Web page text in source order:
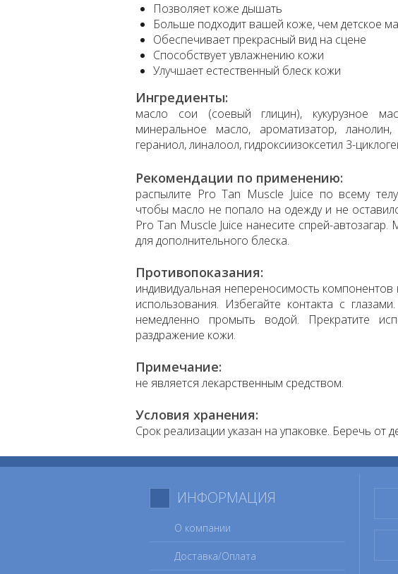
Позволяет коже дышать
Больше подходит вашей коже, чем детское
Обеспечивает прекрасный вид на сцене
Способствует увлажнению кожи
Улучшает естественный блеск кожи
Ингредиенты:
масло сои (соевый глицин), кукурузное
минеральное масло, ароматизатор,
гераниол, линалоол, гидроксиизоксетил 3-
Рекомендации по применению:
распылите Pro Tan Muscle Juice по всему
чтобы масло не попало на одежду и не
Pro Tan Muscle Juice нанесите спрей-
для дополнительного блеска.
Противопоказания:
индивидуальная непереносимость компонентов
использования. Избегайте контакта с
немедленно промыть водой. Прекратите
раздражение кожи.
Примечание:
не является лекарственным средством.
Условия хранения:
Срок реализации указан на упаковке. Беречь от
ИНФОРМАЦИЯ
О компании
Доставка/Оплата